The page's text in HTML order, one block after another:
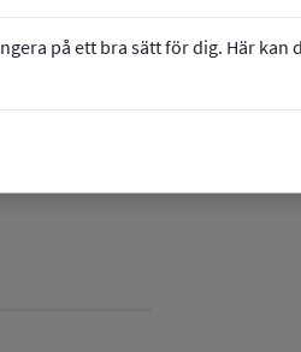
på ett bra sätt för dig. Här kan